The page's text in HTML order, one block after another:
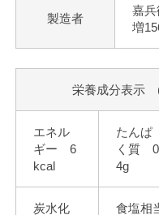
製造者
嘉
増
栄養成分表示
エネル
ギー 6
kcal
たんぱ
く質
4g
炭水化
食塩